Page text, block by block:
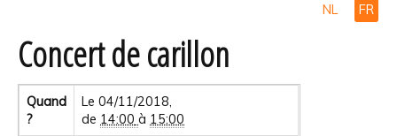
NL FR
Concert de carillon
Quand
?
Le 04/11/2018,
de 14:00 à 15:00